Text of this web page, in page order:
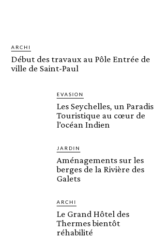
ARCHI
Début des travaux au Pôle Entrée de
ville de Saint-Paul
EVASION
Les Seychelles, un Paradis
Touristique au cœur de
l’océan Indien
JARDIN
Aménagements sur les
berges de la Rivière des
Galets
ARCHI
Le Grand Hôtel des
Thermes bientôt
réhabilité